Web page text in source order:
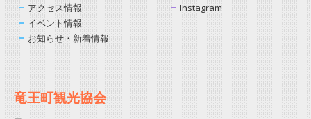
アクセス情報
イベント情報
お知らせ・新着情報
Instagram
竜王町観光協会